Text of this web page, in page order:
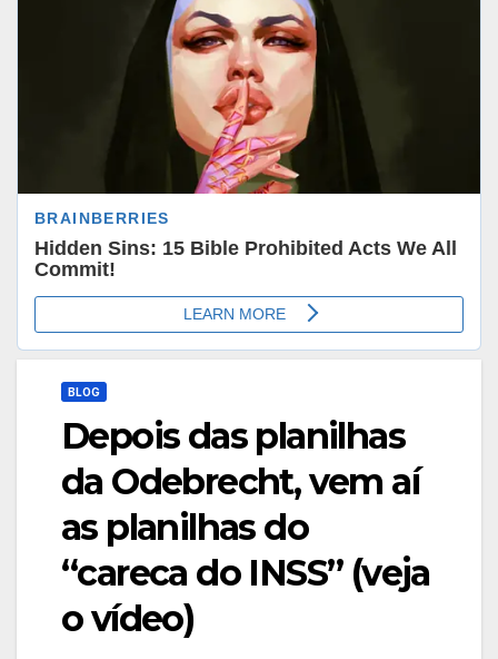
BLOG
Depois das planilhas
da Odebrecht, vem aí
as planilhas do
“careca do INSS” (veja
o vídeo)